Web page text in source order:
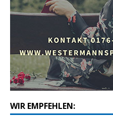
WIR EMPFEHLEN: